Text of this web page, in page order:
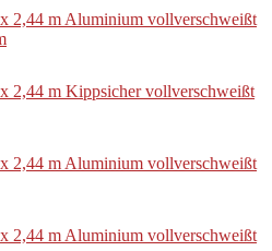
2,44 m Aluminium vollverschweißt
2,44 m Kippsicher vollverschweißt
2,44 m Aluminium vollverschweißt
2,44 m Aluminium vollverschweißt